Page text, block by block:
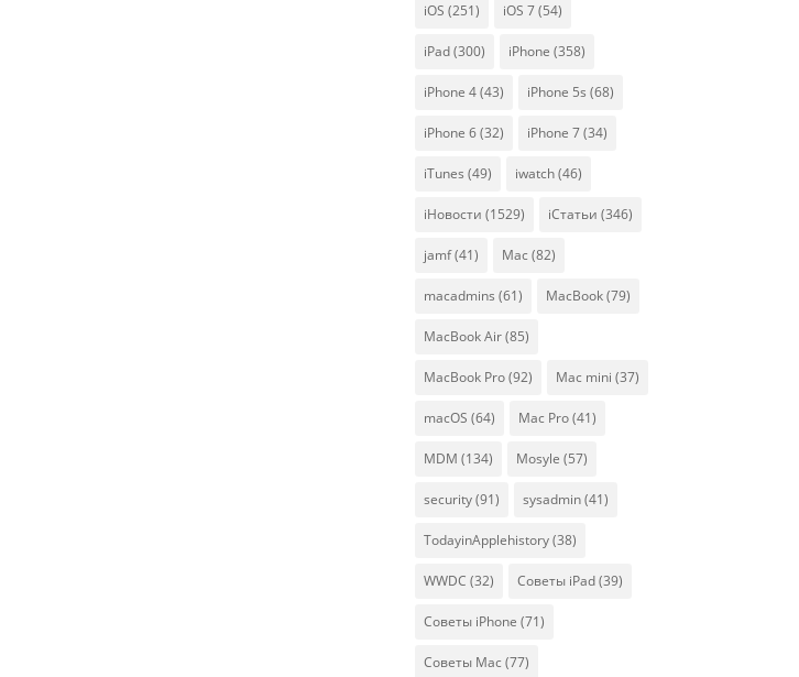
iOS (251) iOS 7(54)
iPad(300) iPhone (358)
iPhone 4(43) iPhone 5s (68)
iPhone 6(32) iPhone 7(34)
iTunes (49) iwatch(46)
iНовости (1529) iСтатьи (346)
jamf(41) Mac (82)
macadmins (61) MacBook(79)
MacBook Air(85)
MacBook Pro(92) Mac mini (37)
macOS (64) Mac Pro(41)
MDM (134) Mosyle (57)
security(91) sysadmin(41)
TodayinApplehistory(38)
WWDC (32) Советы iPad(39)
Советы iPhone (71)
Советы Mac (77)